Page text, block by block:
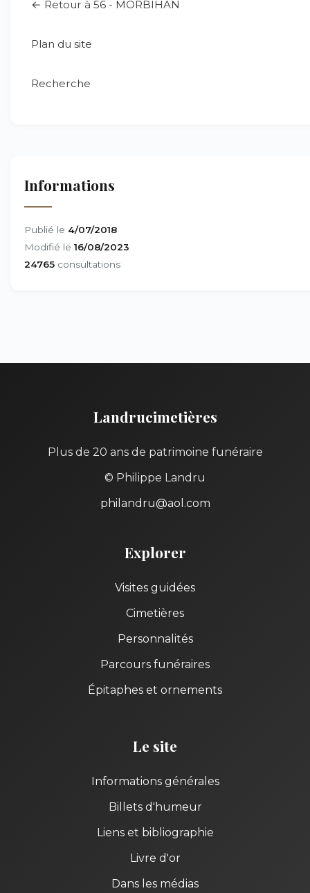
← Retour à 56 - MORBIHAN
Plan du site
Recherche
Informations
Publié le 4/07/2018
Modifié le 16/08/2023
24765 consultations
Landrucimetières
Plus de 20 ans de patrimoine funéraire
© Philippe Landru
philandru@aol.com
Explorer
Visites guidées
Cimetières
Personnalités
Parcours funéraires
Épitaphes et ornements
Le site
Informations générales
Billets d'humeur
Liens et bibliographie
Livre d'or
Dans les médias